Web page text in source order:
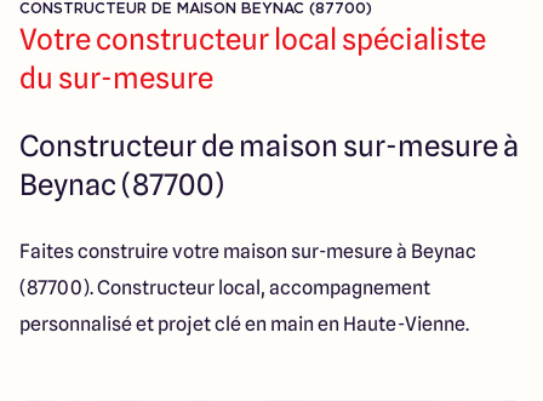
Maisons ARLOGIS Limoges
14 Rue Léonard Trompillon
87100 Limoges
4.4
CONSTRUCTEUR DE MAISON BEYNAC (87700)
Votre constructeur local spécialiste
du sur-mesure
Constructeur de maison sur-mesure à
Beynac (87700)
Faites construire votre maison sur-mesure à Beynac
(87700). Constructeur local, accompagnement
personnalisé et projet clé en main en Haute-Vienne.